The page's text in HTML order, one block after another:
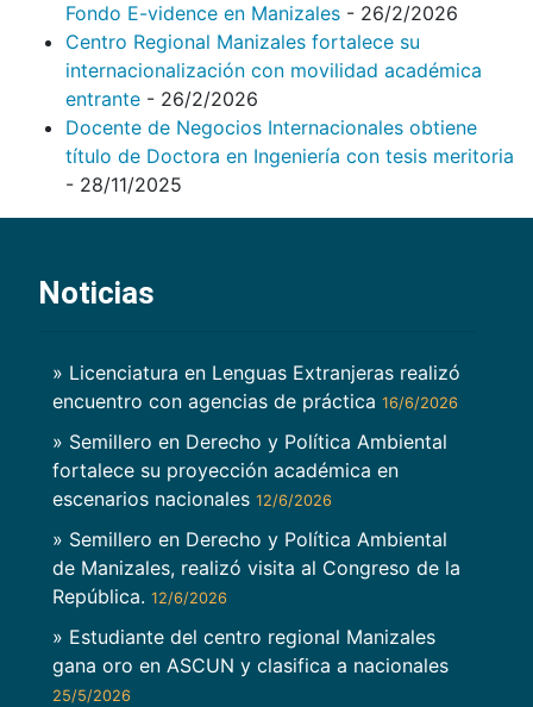
Fondo E-vidence en Manizales - 26/2/2026
Centro Regional Manizales fortalece su
internacionalización con movilidad académica
entrante - 26/2/2026
Docente de Negocios Internacionales obtiene
título de Doctora en Ingeniería con tesis meritoria
- 28/11/2025
Noticias
» Licenciatura en Lenguas Extranjeras realizó
encuentro con agencias de práctica 16/6/2026
» Semillero en Derecho y Política Ambiental
fortalece su proyección académica en
escenarios nacionales 12/6/2026
» Semillero en Derecho y Política Ambiental
de Manizales, realizó visita al Congreso de la
República. 12/6/2026
» Estudiante del centro regional Manizales
gana oro en ASCUN y clasifica a nacionales
25/5/2026